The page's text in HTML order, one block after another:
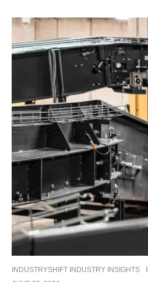
INDUSTRYSHIFT INDUSTRY INSIGHTS